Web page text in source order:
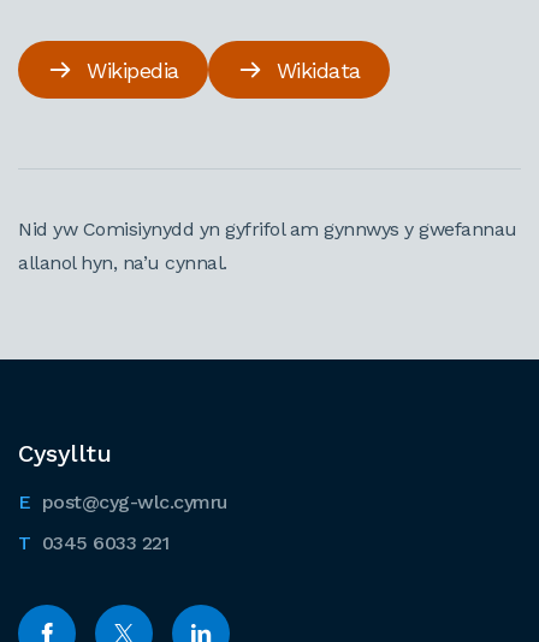
Wikipedia Wikidata
Nid yw Comisiynydd yn gyfrifol am gynnwys y gwefannau
allanol hyn, na’u cynnal.
Cysylltu
post@cyg-wlc.cymru
0345 6033 221